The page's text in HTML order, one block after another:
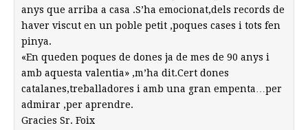
anys que arriba a casa .S’ha emocionat,dels records de
haver viscut en un poble petit ,poques cases i tots fen
pinya.
«En queden poques de dones ja de mes de 90 anys i
amb aquesta valentia» ,m’ha dit.Cert dones
catalanes,treballadores i amb una gran empenta…per
admirar ,per aprendre.
Gracies Sr. Foix